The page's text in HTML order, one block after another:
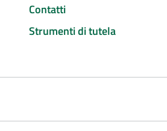
Contatti
Strumenti di tutela